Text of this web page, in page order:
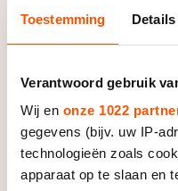
Toestemming Details
Verantwoord gebruik
Wij en onze 1022
gegevens (bijv. uw IP-
technologieën zoals
apparaat op te slaan en
vrouw van Jorrit
1.51,59op het bord op
erna waren de rollen
nieuw record op de
Bergsma op de